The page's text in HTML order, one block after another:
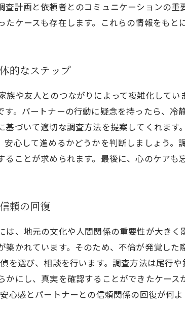
計画と依頼者とのコミュニケーションの
ケースも存在します。これらの情報をもと
的なステップ
や友人とのつながりによって複雑化して
。パートナーの行動に疑念を持ったら、
基づいて適切な調査方法を提案してくれま
心して進めるかどうかを判断しましょう
ことが求められます。最後に、心のケアも
頼の回復
、地元の文化や人間関係の重要性が大き
築かれています。そのため、不倫が発覚し
を選び、相談を行います。調査方法は尾行
にし、真実を確認することができたケー
心感とパートナーとの信頼関係の回復が何